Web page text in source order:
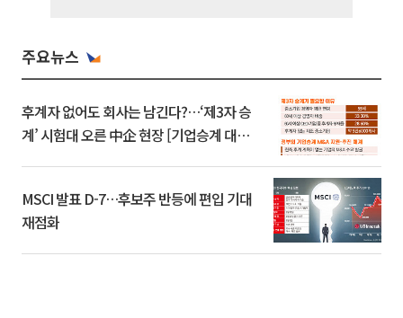
주요뉴스
후계자 없어도 회사는 남긴다?…‘제3자 승
계’ 시험대 오른 中企 현장 [기업승계 대전
MSCI 발표 D-7…후보주 반등에 편입 기대
재점화